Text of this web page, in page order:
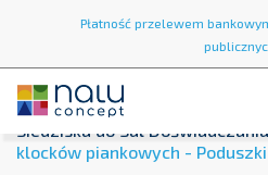
Płatność przelewem
Strona główna
Siedziska do Sal
klocków piankowych -